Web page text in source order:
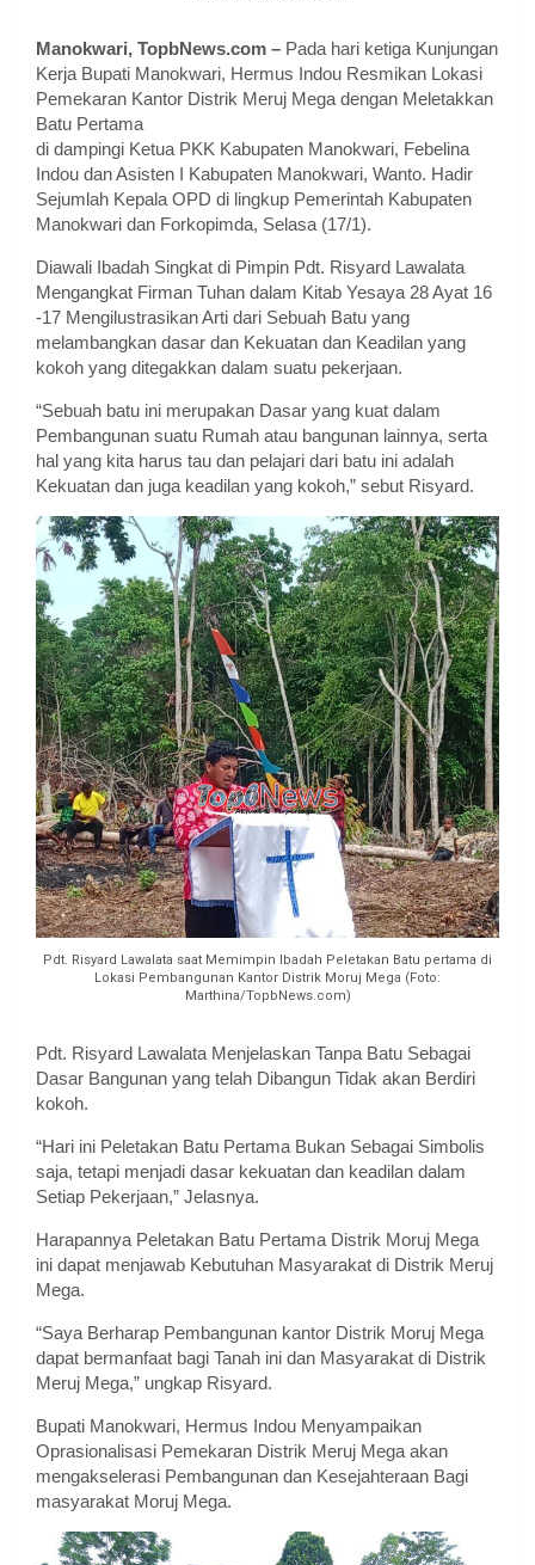
Manokwari, TopbNews.com – Pada hari ketiga Kunjungan
Kerja Bupati Manokwari, Hermus Indou Resmikan Lokasi
Pemekaran Kantor Distrik Meruj Mega dengan Meletakkan
Batu Pertama
di dampingi Ketua PKK Kabupaten Manokwari, Febelina
Indou dan Asisten I Kabupaten Manokwari, Wanto. Hadir
Sejumlah Kepala OPD di lingkup Pemerintah Kabupaten
Manokwari dan Forkopimda, Selasa (17/1).
Diawali Ibadah Singkat di Pimpin Pdt. Risyard Lawalata
Mengangkat Firman Tuhan dalam Kitab Yesaya 28 Ayat 16
-17 Mengilustrasikan Arti dari Sebuah Batu yang
melambangkan dasar dan Kekuatan dan Keadilan yang
kokoh yang ditegakkan dalam suatu pekerjaan.
“Sebuah batu ini merupakan Dasar yang kuat dalam
Pembangunan suatu Rumah atau bangunan lainnya, serta
hal yang kita harus tau dan pelajari dari batu ini adalah
Kekuatan dan juga keadilan yang kokoh,” sebut Risyard.
Pdt. Risyard Lawalata saat Memimpin Ibadah Peletakan Batu pertama di
Lokasi Pembangunan Kantor Distrik Moruj Mega (Foto:
Marthina/TopbNews.com)
Pdt. Risyard Lawalata Menjelaskan Tanpa Batu Sebagai
Dasar Bangunan yang telah Dibangun Tidak akan Berdiri
kokoh.
“Hari ini Peletakan Batu Pertama Bukan Sebagai Simbolis
saja, tetapi menjadi dasar kekuatan dan keadilan dalam
Setiap Pekerjaan,” Jelasnya.
Harapannya Peletakan Batu Pertama Distrik Moruj Mega
ini dapat menjawab Kebutuhan Masyarakat di Distrik Meruj
Mega.
“Saya Berharap Pembangunan kantor Distrik Moruj Mega
dapat bermanfaat bagi Tanah ini dan Masyarakat di Distrik
Meruj Mega,” ungkap Risyard.
Bupati Manokwari, Hermus Indou Menyampaikan
Oprasionalisasi Pemekaran Distrik Meruj Mega akan
mengakselerasi Pembangunan dan Kesejahteraan Bagi
masyarakat Moruj Mega.